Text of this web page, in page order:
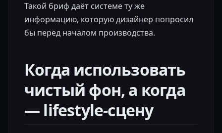
Такой бриф даёт системе ту же
информацию, которую дизайнер попросил
бы перед началом производства.
Когда использовать
чистый фон, а когда
— lifestyle-сцену